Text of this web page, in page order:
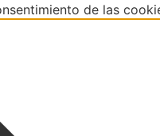
de las